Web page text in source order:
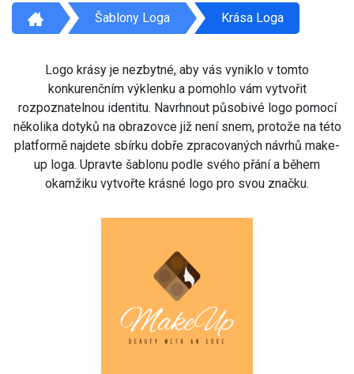
Šablony Loga Krása Loga
Logo krásy je nezbytné, aby vás vyniklo v tomto
konkurenčním výklenku a pomohlo vám vytvořit
rozpoznatelnou identitu. Navrhnout působivé logo pomocí
několika dotyků na obrazovce již není snem, protože na této
platformě najdete sbírku dobře zpracovaných návrhů make-
up loga. Upravte šablonu podle svého přání a během
okamžiku vytvořte krásné logo pro svou značku.